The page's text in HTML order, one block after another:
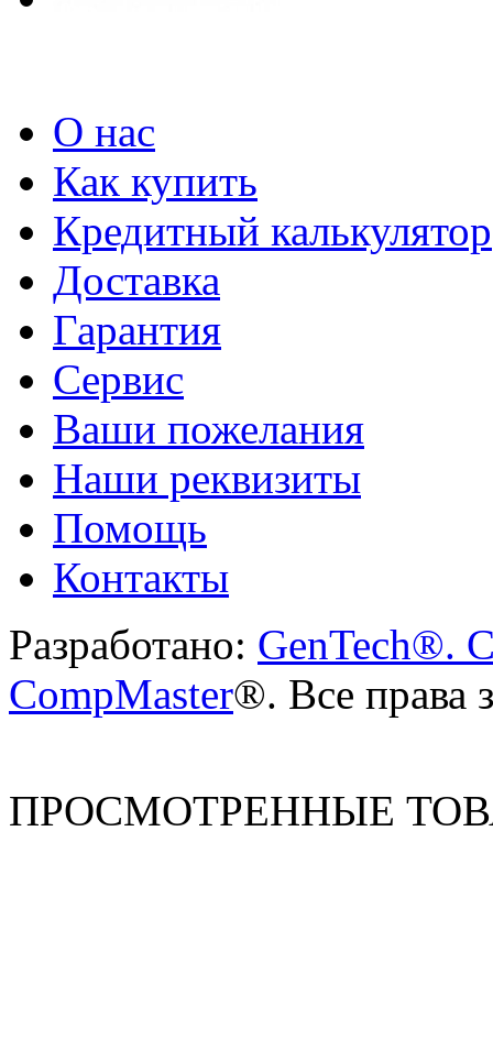
О нас
Как купить
Кредитный калькулятор
Доставка
Гарантия
Сервис
Ваши пожелания
Наши реквизиты
Помощь
Контакты
Разработано: GenTech®.
CompMaster®. Все права
ПРОСМОТРЕННЫЕ